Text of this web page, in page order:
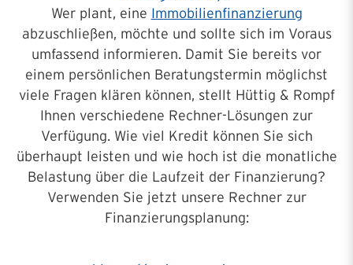
Wer plant, eine Immobilienfinanzierung
abzuschließen, möchte und sollte sich im Voraus
umfassend informieren. Damit Sie bereits vor
einem persönlichen Beratungstermin möglichst
viele Fragen klären können, stellt Hüttig & Rompf
Ihnen verschiedene Rechner-Lösungen zur
Verfügung. Wie viel Kredit können Sie sich
überhaupt leisten und wie hoch ist die monatliche
Belastung über die Laufzeit der Finanzierung?
Verwenden Sie jetzt unsere Rechner zur
Finanzierungsplanung: